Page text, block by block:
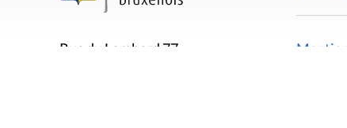
Rue du Lombard 77